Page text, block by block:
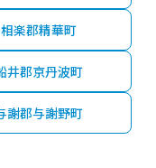
相楽郡精華町
井郡京丹波町
謝郡与謝野町